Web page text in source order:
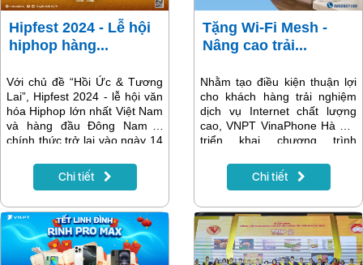
Hipfest 2024 - Lễ hội
hiphop hàng...
Với chủ đề “Hồi Ức & Tương
Lai”, Hipfest 2024 - lễ hội văn
hóa Hiphop lớn nhất Việt Nam
và hàng đầu Đông Nam Á
chính thức trở lại vào ngày 14
livestream độc quyền trên nền
tảng Ứng dụng MyTV,
hình MyTV.
Chi tiết
Tặng Wi-Fi Mesh -
Nâng cao trải...
Nhằm tạo điều kiện thuận lợi
cho khách hàng trải nghiệm
dịch vụ Internet chất lượng
cao, VNPT VinaPhone Hà Nội
triển khai chương trình
tháng 12/2024. Khách hàng
lắp đặt mới dịch vụ Internet
được tặng 01 thiết bị Wifi
Mesh miễn phí, giúp nâng cao
trải nghiệm kết nối mạng tại
gia đình.
Chi tiết